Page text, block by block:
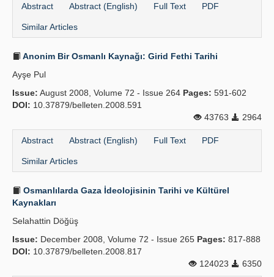
Abstract Abstract (English) Full Text PDF
Similar Articles
Anonim Bir Osmanlı Kaynağı: Girid Fethi Tarihi
Ayşe Pul
Issue: August 2008, Volume 72 - Issue 264 Pages: 591-602
DOI: 10.37879/belleten.2008.591
43763
2964
Abstract Abstract (English) Full Text PDF
Similar Articles
Osmanlılarda Gaza İdeolojisinin Tarihi ve Kültürel
Kaynakları
Selahattin Döğüş
Issue: December 2008, Volume 72 - Issue 265 Pages: 817-888
DOI: 10.37879/belleten.2008.817
124023
6350